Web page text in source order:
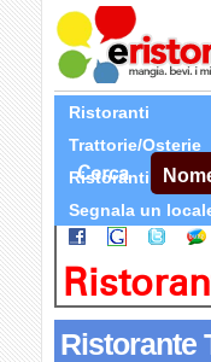
Ristoranti
Trattorie/Osterie
Ristoranti Etnici
Segnala un
Cerca
Ristorante